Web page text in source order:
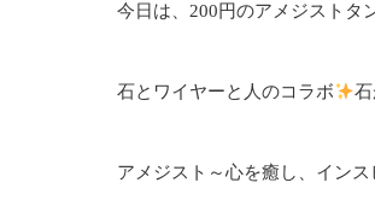
今日は、200円のアメジストタ
石とワイヤーと人のコラボ
アメジスト～心を癒し、インス